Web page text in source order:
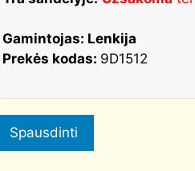
mm
Gamintojas: Lenkija
Prekės kodas: 9D1512
Spausdinti